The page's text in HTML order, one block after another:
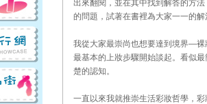
出來翻閱，並在其中找到解答的方
的問題，試著在書裡為大家一一的解
我從大家最崇尚也想要達到境界—裸
最基本的上妝步驟開始談起。看似
楚的認知。
一直以來我就推崇生活彩妝哲學，